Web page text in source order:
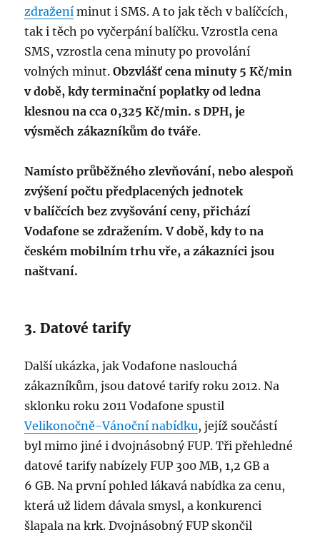
zdražení minut i SMS. A to jak těch v balíčcích,
tak i těch po vyčerpání balíčku. Vzrostla cena
SMS, vzrostla cena minuty po provolání
volných minut.Obzvlášť cena minuty 5 Kč/min
v době, kdy terminační poplatky od ledna
klesnou na cca 0,325 Kč/min. s DPH, je
výsměch zákazníkům do tváře.
Namísto průběžného zlevňování, nebo alespoň
zvýšení počtu předplacených jednotek
v balíčcích bez zvyšování ceny, přichází
Vodafone se zdražením. V době, kdy to na
českém mobilním trhu vře, a zákazníci jsou
naštvaní.
3. Datové tarify
Další ukázka, jak Vodafone naslouchá
zákazníkům, jsou datové tarify roku 2012. Na
sklonku roku 2011 Vodafone spustil
Velikonočně-Vánoční nabídku, jejíž součástí
byl mimo jiné i dvojnásobný FUP. Tři přehledné
datové tarify nabízely FUP 300 MB, 1,2 GB a
6 GB. Na první pohled lákavá nabídka za cenu,
která už lidem dávala smysl, a konkurenci
šlapala na krk. Dvojnásobný FUP skončil